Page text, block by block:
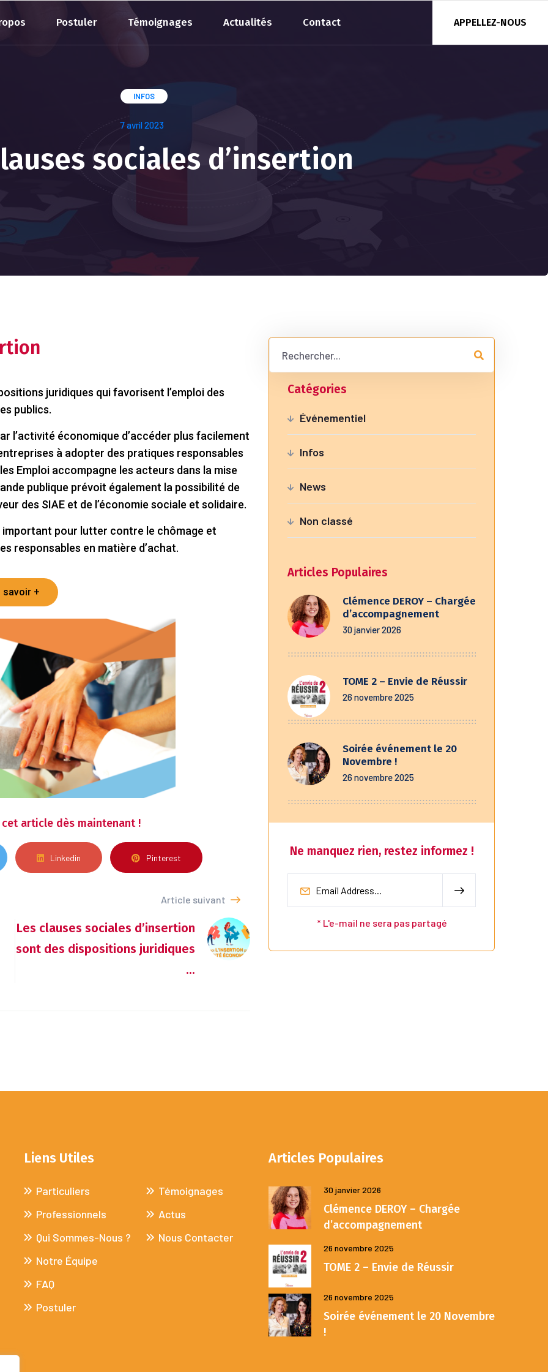
Postuler Témoignages Actualités Contact APPELLEZ-NOUS
INFOS
7 avril 2023
sociales d’insertion
juridiques qui favorisent l’emploi des
publics.
l’activité économique d’accéder plus facilement
à adopter des pratiques responsables
Emploi accompagne les acteurs dans la mise
publique prévoit également la possibilité de
des SIAE et de l’économie sociale et solidaire.
important pour lutter contre le chômage et
responsables en matière d’achat.
savoir +
article dès maintenant !
Linkedin Pinterest
Article suivant
Les clauses sociales d’insertion
sont des dispositions juridiques
...
Catégories
Événementiel
Infos
News
Non classé
Articles Populaires
Clémence DEROY – Chargée
d’accompagnement
30 janvier 2026
TOME 2 – Envie de Réussir
26 novembre 2025
Soirée événement le 20
Novembre !
26 novembre 2025
Ne manquez rien, restez informez !
* L'e-mail ne sera pas partagé
Liens Utiles
Particuliers
Professionnels
Qui Sommes-Nous ?
Notre Équipe
FAQ
Postuler
Témoignages
Actus
Nous Contacter
Articles Populaires
30 janvier 2026
Clémence DEROY – Chargée
d’accompagnement
26 novembre 2025
TOME 2 – Envie de Réussir
26 novembre 2025
Soirée événement le 20 Novembre
!